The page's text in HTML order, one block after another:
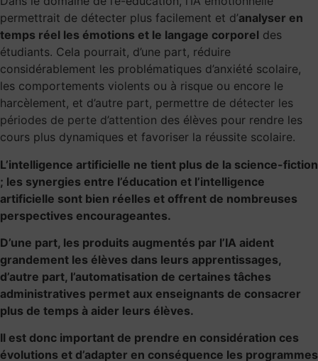
permettrait de détecter plus facilement et d’analyser en
temps réel les émotions et le langage corporel des
étudiants. Cela pourrait, d’une part, réduire
considérablement les problématiques d’anxiété scolaire,
les comportements violents ou à risque ou encore le
harcèlement, et d’autre part, permettre de détecter les
périodes de perte d’attention des élèves pour rendre les
cours plus dynamiques et favoriser la réussite scolaire.
L’intelligence artificielle ne tient plus de la science-fiction
; les synergies entre l’éducation et l’intelligence
artificielle sont bien réelles et offrent de nombreuses
perspectives encourageantes.
D’une part, les produits augmentés par l’IA aident
grandement les élèves dans leurs apprentissages,
d’autre part, l’automatisation de certaines tâches
administratives permet aux enseignants de consacrer
plus de temps à aider leurs élèves.
Il est donc important de prendre en considération ces
évolutions et d’adapter en conséquence les programmes